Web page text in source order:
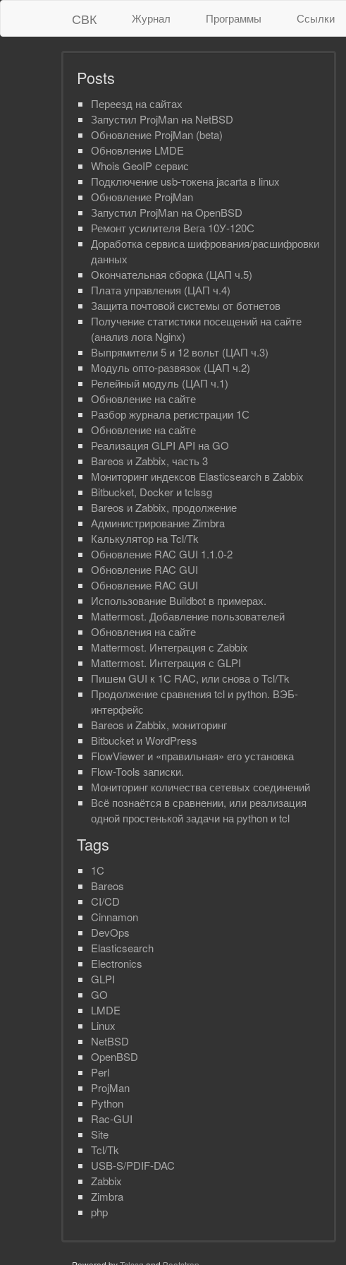
СВК Журнал Программы Ссылки
Posts
Переезд на сайтах
Запустил ProjMan на NetBSD
Обновление ProjMan (beta)
Обновлениe LMDE
Whois GeoIP сервис
Подключение usb-токена jacarta в linux
Обновление ProjMan
Запустил ProjMan на OpenBSD
Ремонт усилителя Вега 10У-120С
Доработка сервиса шифрования/расшифровки
данных
Окончательная сборка (ЦАП ч.5)
Плата управления (ЦАП ч.4)
Защита почтовой системы от ботнетов
Получение статистики посещений на сайте
(анализ лога Nginx)
Выпрямители 5 и 12 вольт (ЦАП ч.3)
Mодуль опто-развязок (ЦАП ч.2)
Релейный модуль (ЦАП ч.1)
Обновление на сайте
Разбор журнала регистрации 1С
Обновление на сайте
Реализация GLPI API на GO
Bareos и Zabbix, часть 3
Мониторинг индексов Elasticsearch в Zabbix
Bitbucket, Docker и tclssg
Bareos и Zabbix, продолжение
Администрирование Zimbra
Калькулятор на Tcl/Tk
Обновление RAC GUI 1.1.0-2
Обновление RAC GUI
Обновление RAC GUI
Использование Buildbot в примерах.
Mattermost. Добавление пользователей
Обновления на сайте
Mattermost. Интеграция с Zabbix
Mattermost. Интеграция с GLPI
Пишем GUI к 1С RAC, или снова о Tcl/Tk
Продолжение сравнения tcl и python. ВЭБ-
интерфейс
Bareos и Zabbix, мониторинг
Bitbucket и WordPress
FlowViewer и «правильная» его установка
Flow-Tools записки.
Мониторинг количества сетевых соединений
Всё познаётся в сравнении, или реализация
одной простенькой задачи на python и tcl
Tags
1C
Bareos
CI/CD
Cinnamon
DevOps
Elasticsearch
Electronics
GLPI
GO
LMDE
Linux
NetBSD
OpenBSD
Perl
ProjMan
Python
Rac-GUI
Site
Tcl/Tk
USB-S/PDIF-DAC
Zabbix
Zimbra
php